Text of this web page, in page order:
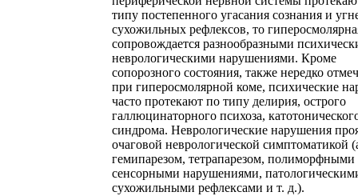
типу постепенного угасания сознания и
сухожильных рефлексов, то
сопровождается разнообразными
неврологическими нарушениями. Кроме
сопорозного состояния, также нередко
при гиперосмолярной коме, психические
часто протекают по типу делирия, острого
галлюцинаторного психоза,
синдрома. Неврологические нарушения
очаговой неврологической симптоматикой
гемипарезом, тетрапарезом, полиморфными
сенсорными нарушениями,
сухожильными рефлексами и т. д.).